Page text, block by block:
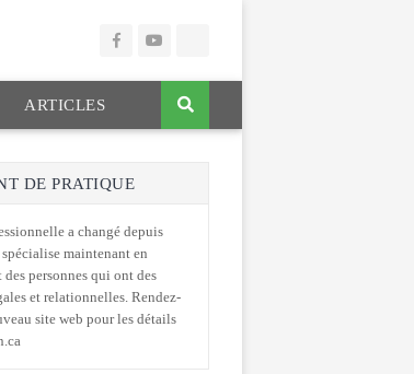
ARTICLES
DE PRATIQUE
a changé depuis
maintenant en
personnes qui ont des
et relationnelles. Rendez-
site web pour les détails